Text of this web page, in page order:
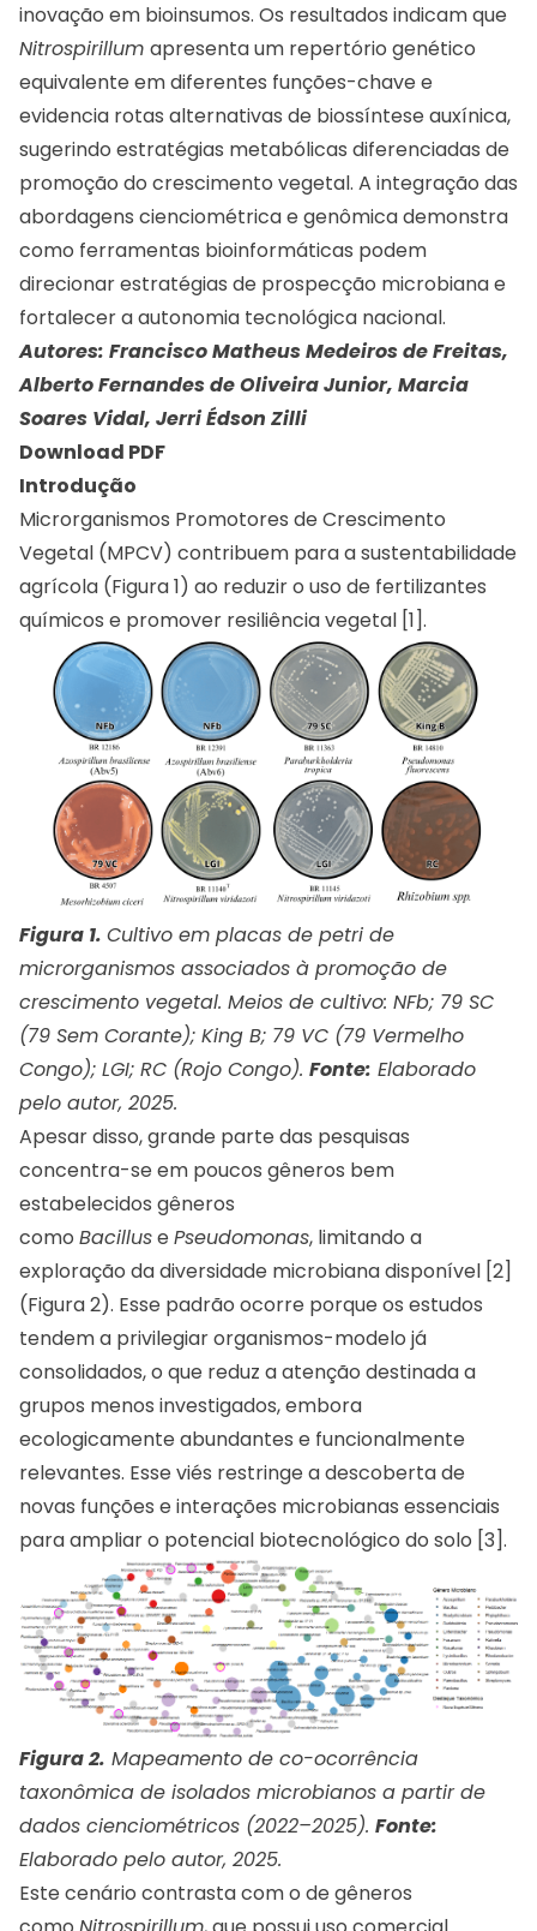
inovação em bioinsumos. Os resultados indicam que
Nitrospirillum apresenta um repertório genético
equivalente em diferentes funções-chave e
evidencia rotas alternativas de biossíntese auxínica,
sugerindo estratégias metabólicas diferenciadas de
promoção do crescimento vegetal. A integração das
abordagens cienciométrica e genômica demonstra
como ferramentas bioinformáticas podem
direcionar estratégias de prospecção microbiana e
fortalecer a autonomia tecnológica nacional.
Autores: Francisco Matheus Medeiros de Freitas,
Alberto Fernandes de Oliveira Junior, Marcia
Soares Vidal, Jerri Édson Zilli
Download PDF
Introdução
Microrganismos Promotores de Crescimento
Vegetal (MPCV) contribuem para a sustentabilidade
agrícola (Figura 1) ao reduzir o uso de fertilizantes
químicos e promover resiliência vegetal [1].
Figura 1. Cultivo em placas de petri de
microrganismos associados à promoção de
crescimento vegetal. Meios de cultivo: NFb; 79 SC
(79 Sem Corante); King B; 79 VC (79 Vermelho
Congo); LGI; RC (Rojo Congo). Fonte: Elaborado
pelo autor, 2025.
Apesar disso, grande parte das pesquisas
concentra-se em poucos gêneros bem
estabelecidos gêneros
como Bacilluse Pseudomonas, limitando a
exploração da diversidade microbiana disponível [2]
(Figura 2). Esse padrão ocorre porque os estudos
tendem a privilegiar organismos-modelo já
consolidados, o que reduz a atenção destinada a
grupos menos investigados, embora
ecologicamente abundantes e funcionalmente
relevantes. Esse viés restringe a descoberta de
novas funções e interações microbianas essenciais
para ampliar o potencial biotecnológico do solo [3].
Figura 2. Mapeamento de co-ocorrência
taxonômica de isolados microbianos a partir de
dados cienciométricos (2022–2025). Fonte:
Elaborado pelo autor, 2025.
Este cenário contrasta com o de gêneros